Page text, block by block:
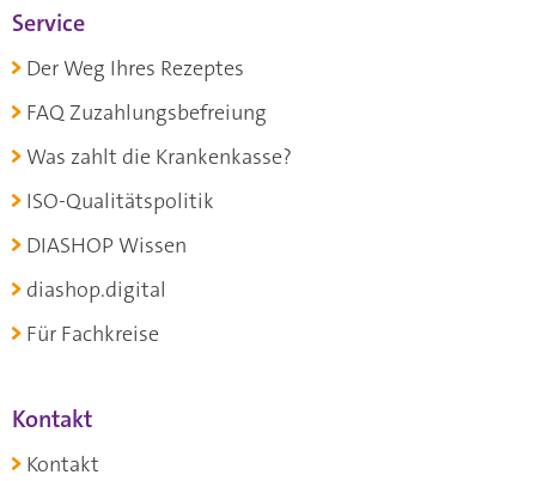
Service
Der Weg Ihres Rezeptes
FAQ Zuzahlungsbefreiung
Was zahlt die Krankenkasse?
ISO-Qualitätspolitik
DIASHOP Wissen
diashop.digital
Für Fachkreise
Kontakt
Kontakt